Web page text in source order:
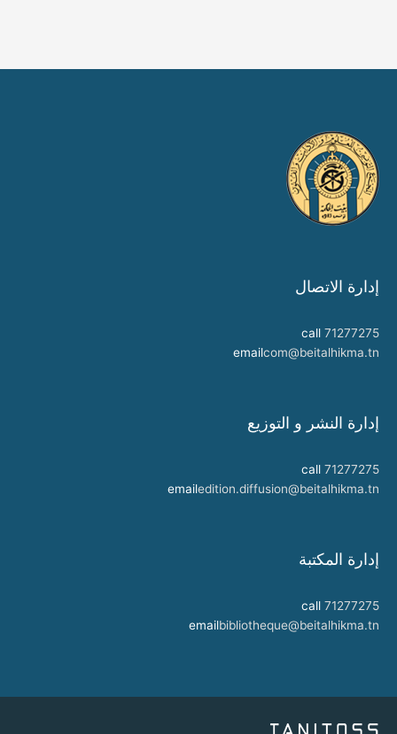
إدارة الاتصال
call 71277275
emailcom@beitalhikma.tn
إدارة النشر و التوزيع
call 71277275
emailedition.diffusion@beitalhikma.tn
إدارة المكتبة
call 71277275
emailbibliotheque@beitalhikma.tn